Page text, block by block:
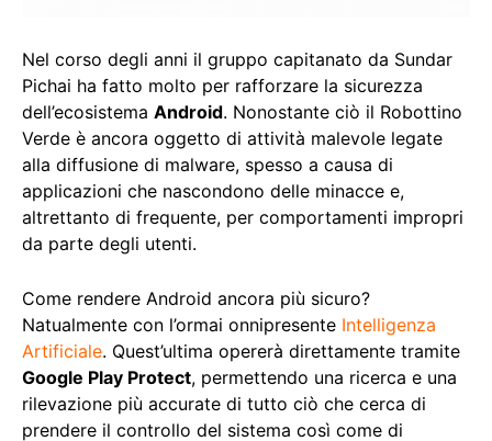
Nel corso degli anni il gruppo capitanato da Sundar
Pichai ha fatto molto per rafforzare la sicurezza
dell’ecosistema Android. Nonostante ciò il Robottino
Verde è ancora oggetto di attività malevole legate
alla diffusione di malware, spesso a causa di
applicazioni che nascondono delle minacce e,
altrettanto di frequente, per comportamenti impropri
da parte degli utenti.
Come rendere Android ancora più sicuro?
Natualmente con l’ormai onnipresente Intelligenza
Artificiale. Quest’ultima opererà direttamente tramite
Google Play Protect, permettendo una ricerca e una
rilevazione più accurate di tutto ciò che cerca di
prendere il controllo del sistema così come di